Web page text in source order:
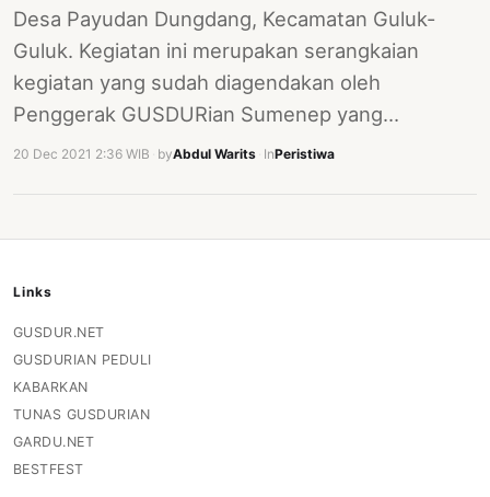
Desa Payudan Dungdang, Kecamatan Guluk-
Guluk. Kegiatan ini merupakan serangkaian
kegiatan yang sudah diagendakan oleh
Penggerak GUSDURian Sumenep yang…
20 Dec 2021 2:36 WIB byAbdul Warits InPeristiwa
Links
GUSDUR.NET
GUSDURIAN PEDULI
KABARKAN
TUNAS GUSDURIAN
GARDU.NET
BESTFEST